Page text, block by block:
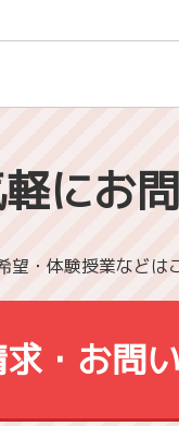
にお
望・体験授業などは
・お問